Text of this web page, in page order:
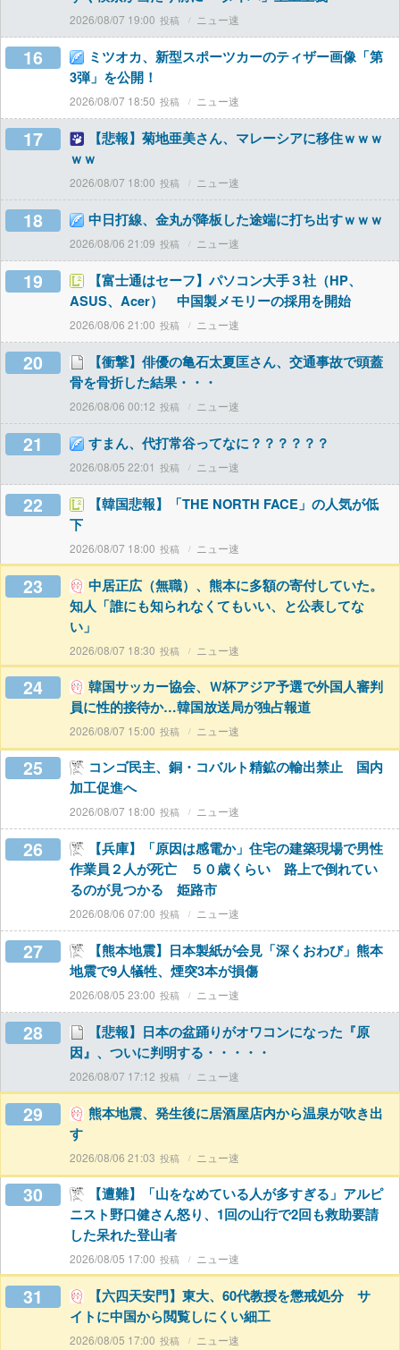
2026/08/07 19:00 ニュー速
16
ミツオカ、新型スポーツカーのティザー画像「第
3弾」を公開！
2026/08/07 18:50 ニュー速
17
【悲報】菊地亜美さん、マレーシアに移住ｗｗｗ
ｗｗ
2026/08/07 18:00 ニュー速
18 中日打線、金丸が降板した途端に打ち出すｗｗｗ
2026/08/06 21:09 ニュー速
19
【富士通はセーフ】パソコン大手３社（HP、
ASUS、Acer） 中国製メモリーの採用を開始
2026/08/06 21:00 ニュー速
20
【衝撃】俳優の亀石太夏匡さん、交通事故で頭蓋
骨を骨折した結果・・・
2026/08/06 00:12 ニュー速
21 すまん、代打常谷ってなに？？？？？？
2026/08/05 22:01 ニュー速
22
【韓国悲報】「THE NORTH FACE」の人気が低
下
2026/08/07 18:00 ニュー速
23
中居正広（無職）、熊本に多額の寄付していた。
知人「誰にも知られなくてもいい、と公表してな
い」
2026/08/07 18:30 ニュー速
24
韓国サッカー協会、Ｗ杯アジア予選で外国人審判
員に性的接待か…韓国放送局が独占報道
2026/08/07 15:00 ニュー速
25
コンゴ民主、銅・コバルト精鉱の輸出禁止 国内
加工促進へ
2026/08/07 18:00 ニュー速
26
【兵庫】「原因は感電か」住宅の建築現場で男性
作業員２人が死亡 ５０歳くらい 路上で倒れてい
るのが見つかる 姫路市
2026/08/06 07:00 ニュー速
27
【熊本地震】日本製紙が会見「深くおわび」熊本
地震で9人犠牲、煙突3本が損傷
2026/08/05 23:00 ニュー速
28
【悲報】日本の盆踊りがオワコンになった『原
因』、ついに判明する・・・・・
2026/08/07 17:12 ニュー速
29
熊本地震、発生後に居酒屋店内から温泉が吹き出
す
2026/08/06 21:03 ニュー速
30
【遭難】「山をなめている人が多すぎる」アルピ
ニスト野口健さん怒り、1回の山行で2回も救助要請
した呆れた登山者
2026/08/05 17:00 ニュー速
31
【六四天安門】東大、60代教授を懲戒処分 サ
イトに中国から閲覧しにくい細工
2026/08/05 17:00 ニュー速